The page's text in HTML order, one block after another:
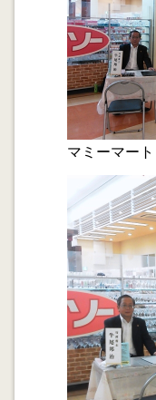
2013.03.10
金融円滑化法終了
2013.03.05
日本行政書士連合
参加して来ました
相手です。
2013.02.23
金融円滑化法 終
2013.02.22
建設業が立ち直る
2013.02.21
建設業が立ち直る
2013.02.15
親権者と扶養義務
マミーマート